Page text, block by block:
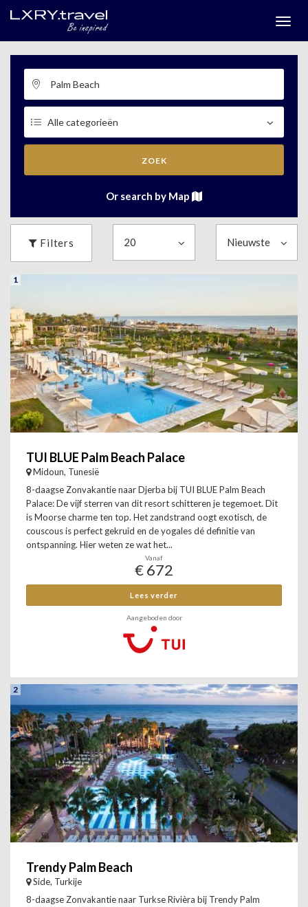
ZOEK
Or search by Map
Filters
1
TUI BLUE Palm Beach Palace
Midoun, Tunesië
8-daagse Zonvakantie naar Djerba bij TUI BLUE Palm Beach
Palace: De vijf sterren van dit resort schitteren je tegemoet. Dit
is Moorse charme ten top. Het zandstrand oogt exotisch, de
couscous is perfect gekruid en de yogales dé definitie van
ontspanning. Hier weten ze wat het...
Vanaf
€ 672
Lees verder
Aangeboden door
2
Trendy Palm Beach
Side, Turkije
8-daagse Zonvakantie naar Turkse Rivièra bij Trendy Palm